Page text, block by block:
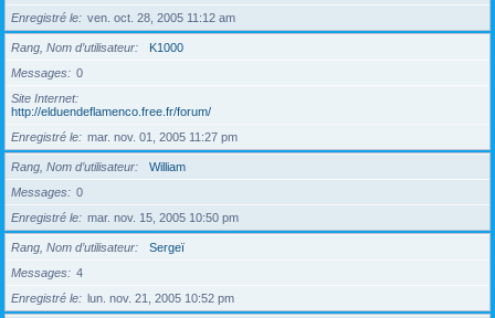
Enregistré le
ven. oct. 28, 2005 11:12 am
Rang, Nom d’utilisateur
K1000
Messages
0
Site Internet
http://elduendeflamenco.free.fr/forum/
Enregistré le
mar. nov. 01, 2005 11:27 pm
Rang, Nom d’utilisateur
William
Messages
0
Enregistré le
mar. nov. 15, 2005 10:50 pm
Rang, Nom d’utilisateur
Sergeï
Messages
4
Enregistré le
lun. nov. 21, 2005 10:52 pm